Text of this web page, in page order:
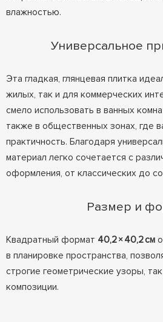
влажностью.
Универсальное
Эта гладкая, глянцевая плитка
жилых, так и для коммерческих
смело использовать в ванных
также в общественных зонах, где
практичность. Благодаря
материал легко сочетается с
оформления, от классических до
Размер и
Квадратный формат 40,2 × 40,2 см
в планировке пространства,
строгие геометрические узоры,
композиции.